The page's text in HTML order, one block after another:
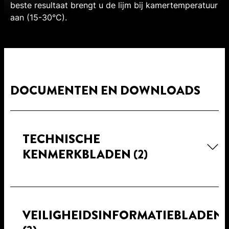
beste resultaat brengt u de lijm bij kamertemperatuur
aan (15-30°C).
DOCUMENTEN EN DOWNLOADS
TECHNISCHE
KENMERKBLADEN (2)
VEILIGHEIDSINFORMATIEBLADEN